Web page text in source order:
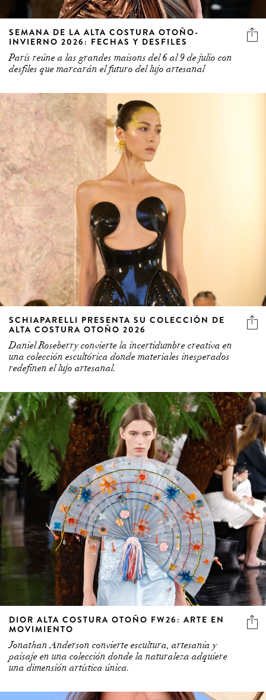
3 more
SEMANA DE LA ALTA COSTURA OTOÑO-
INVIERNO 2026: FECHAS Y DESFILES
París reúne a las grandes maisons del 6 al 9 de julio con
desfiles que marcarán el futuro del lujo artesanal
SCHIAPARELLI PRESENTA SU COLECCIÓN DE
ALTA COSTURA OTOÑO 2026
Daniel Roseberry convierte la incertidumbre creativa en
una colección escultórica donde materiales inesperados
redefinen el lujo artesanal.
DIOR ALTA COSTURA OTOÑO FW26: ARTE EN
MOVIMIENTO
Jonathan Anderson convierte escultura, artesanía y
paisaje en una colección donde la naturaleza adquiere
una dimensión artística única.